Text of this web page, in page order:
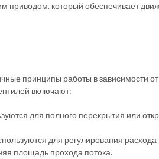
приводом, который обеспечивает
принципы работы в зависимости
включают:
для полного перекрытия или
для регулирования расхода
площадь прохода потока.